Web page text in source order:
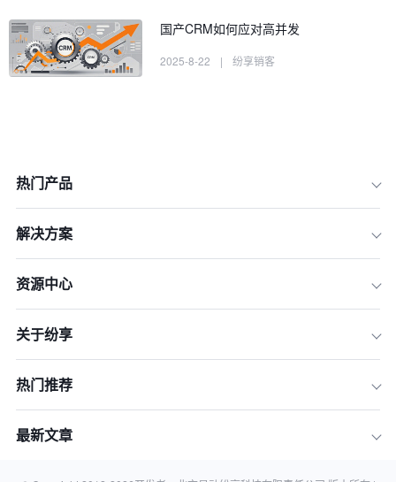
二、数据治理的闭环策略
国产CRM如何应对高并发
2025-8-22 | 纷享销客
热门产品
解决方案
资源中心
关于纷享
热门推荐
最新文章